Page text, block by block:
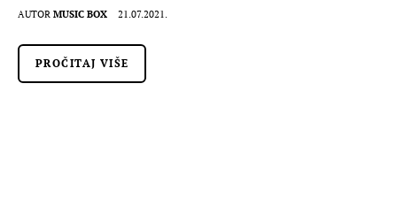
AUTOR MUSIC BOX 21.07.2021.
PROČITAJ VIŠE